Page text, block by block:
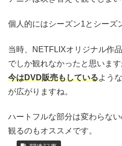
個人的にはシーズン1とシーズ
当時、NETFLIXオリジナル作
でしか観れなかったと思います
今はDVD販売もしているよう
が広がりますね。
ハートフルな部分は変わらな
観るのもオススメです。